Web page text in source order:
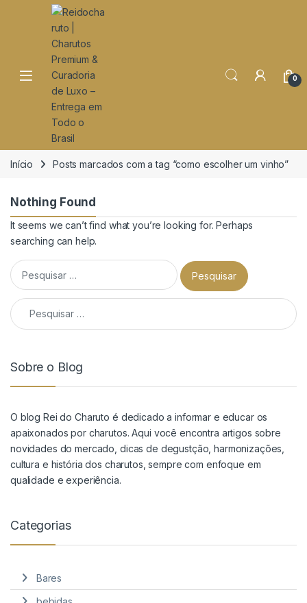
Open 0
Início Posts marcados com a tag “como escolher um vinho”
Nothing Found
It seems we can’t find what you’re looking for. Perhaps
searching can help.
Pesquisar por:
Pesquisar por:
Sobre o Blog
O blog Rei do Charuto é dedicado a informar e educar os
apaixonados por charutos. Aqui você encontra artigos sobre
novidades do mercado, dicas de degustção, harmonizações,
cultura e história dos charutos, sempre com enfoque em
qualidade e experiência.
Categorias
Bares